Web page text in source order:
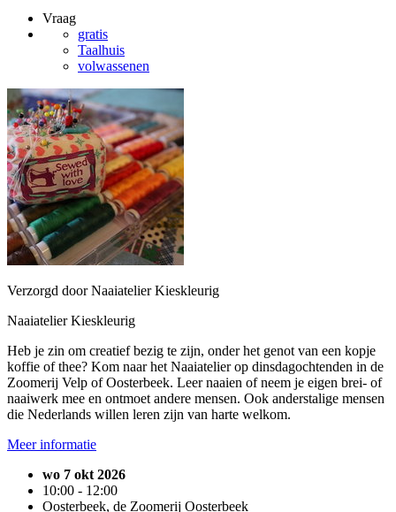
Vraag
gratis
Taalhuis
volwassenen
Verzorgd door Naaiatelier Kieskleurig
Naaiatelier Kieskleurig
Heb je zin om creatief bezig te zijn, onder het genot van een kopje
koffie of thee? Kom naar het Naaiatelier op dinsdagochtenden in de
Zoomerij Velp of Oosterbeek. Leer naaien of neem je eigen brei- of
naaiwerk mee en ontmoet andere mensen. Ook anderstalige mensen
die Nederlands willen leren zijn van harte welkom.
Meer informatie
wo 7 okt 2026
10:00 - 12:00
Oosterbeek, de Zoomerij Oosterbeek